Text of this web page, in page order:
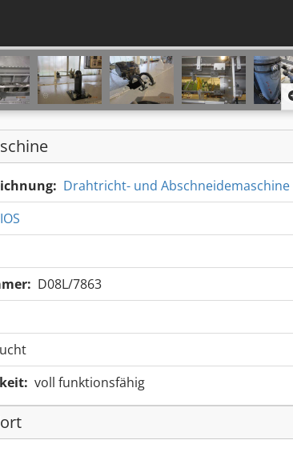
Drahtricht- und Abschneidemaschine
D08L/7863
voll funktionsfähig